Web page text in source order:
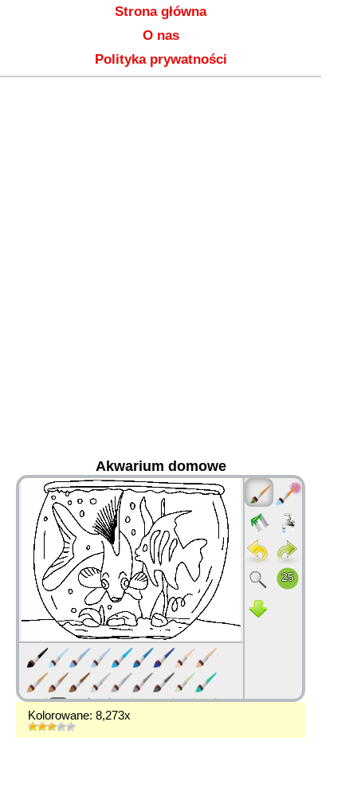
Strona główna
O nas
Polityka prywatności
Akwarium domowe
Kolorowane: 8,273x